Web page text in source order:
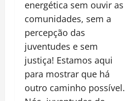
energética sem ouvir as
comunidades, sem a
percepção das
juventudes e sem
justiça! Estamos aqui
para mostrar que há
outro caminho possível.